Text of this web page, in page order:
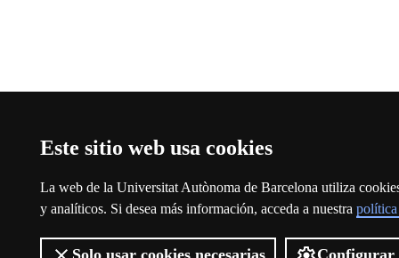
Este sitio web usa cookies
La web de la Universitat Autònoma de Barcelona utiliza
y analíticos. Si desea más información, acceda a nuestra
Solo usar cookies necesarias Configurar